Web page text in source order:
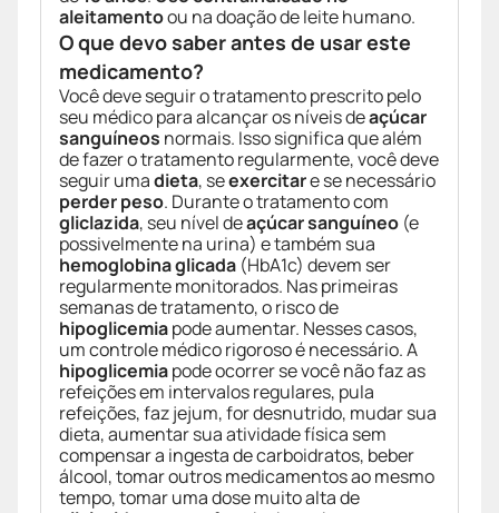
aleitamentoou na doação de leite humano.
O que devo saber antes de usar este
medicamento?
Você deve seguir o tratamento prescrito pelo
seu médico para alcançar os níveis deaçúcar
sanguíneos normais. Isso significa que além
de fazer o tratamento regularmente, você deve
seguir umadieta, seexercitare se necessário
perder peso. Durante o tratamento com
gliclazida, seu nível deaçúcar sanguíneo (e
possivelmente na urina) e também sua
hemoglobina glicada (HbA1c) devem ser
regularmente monitorados. Nas primeiras
semanas de tratamento, o risco de
hipoglicemiapode aumentar. Nesses casos,
um controle médico rigoroso é necessário. A
hipoglicemiapode ocorrer se você não faz as
refeições em intervalos regulares, pula
refeições, faz jejum, for desnutrido, mudar sua
dieta, aumentar sua atividade física sem
compensar a ingesta de carboidratos, beber
álcool, tomar outros medicamentos ao mesmo
tempo, tomar uma dose muito alta de